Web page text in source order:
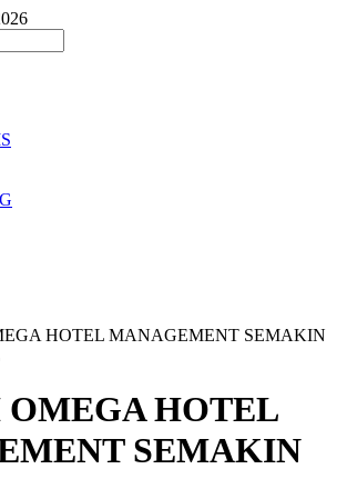
HOTEL MANAGEMENT SEMAKIN
HOTEL
SEMAKIN